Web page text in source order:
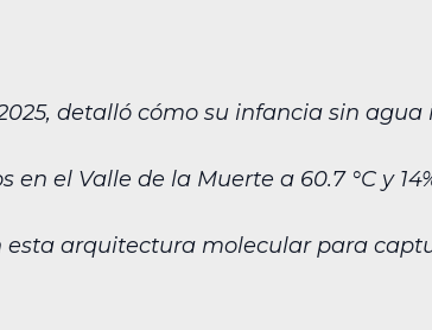
detalló cómo su infancia sin agua
el Valle de la Muerte a 60.7 °C y
arquitectura molecular para